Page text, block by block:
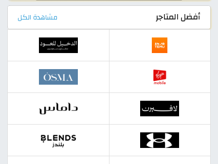
أفضل المتاجر مشاهدة الكل